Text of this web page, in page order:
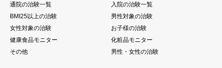
通院の治験一覧
入院の治験一覧
BMI25以上の治験
男性対象の治験
女性対象の治験
お子様の治験
健康食品モニター
化粧品モニター
その他
男性・女性の治験